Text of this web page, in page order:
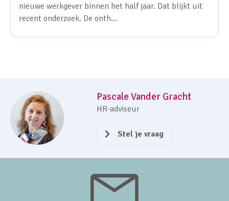
nieuwe werkgever binnen het half jaar. Dat blijkt uit
recent onderzoek. De onth...
Pascale Vander Gracht
HR-adviseur
Stel je vraag